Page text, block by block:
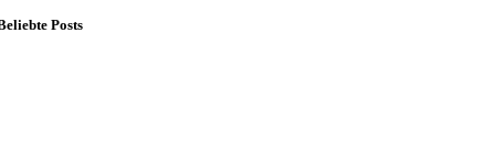
Posts